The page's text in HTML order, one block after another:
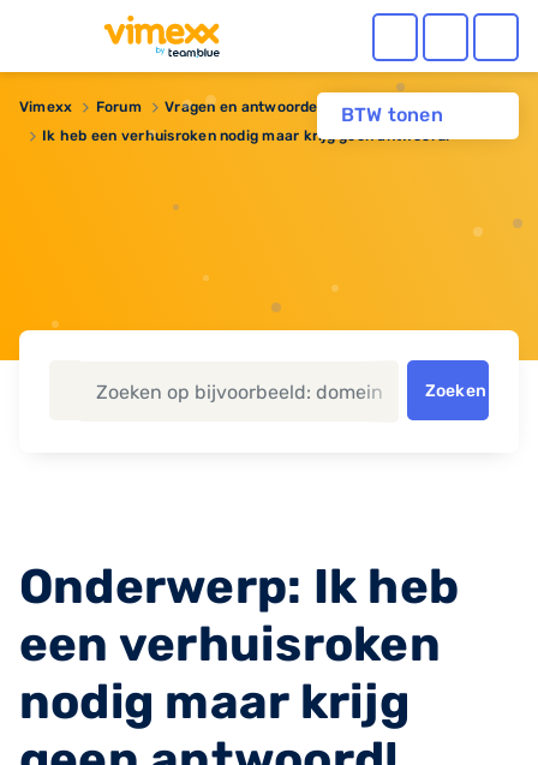
BTW tonen
Vimexx Forum Vragen en antwoorden
Domeinnaam
Ik heb een verhuisroken nodig maar krijg geen antwoord!
Zoeken
Onderwerp: Ik heb
een verhuisroken
nodig maar krijg